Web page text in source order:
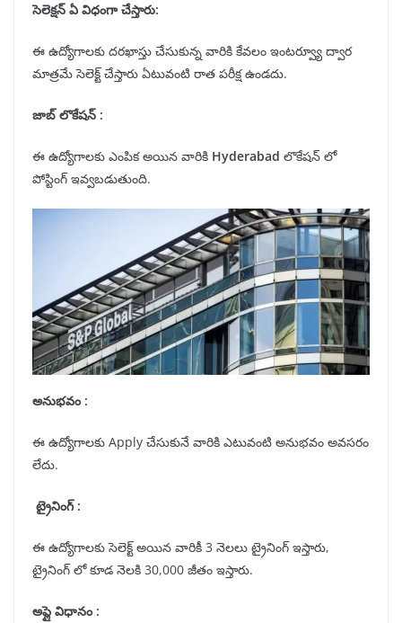
సెలెక్షన్ ఏ విధంగా చేస్తారు:
ఈ ఉద్యోగాలకు దరఖాస్తు చేసుకున్న వారికి కేవలం ఇంటర్వ్యూ ద్వార
మాత్రమే సెలెక్ట్ చేస్తారు ఏటువంటి రాత పరీక్ష ఉండదు.
జాబ్ లొకేషన్ :
ఈ ఉద్యోగాలకు ఎంపిక అయిన వారికి Hyderabad లొకేషన్ లో
పోస్టింగ్ ఇవ్వబడుతుంది.
అనుభవం :
ఈ ఉద్యోగాలకు Apply చేసుకునే వారికి ఎటువంటి అనుభవం అవసరం
లేదు.
ట్రైనింగ్ :
ఈ ఉద్యోగాలకు సెలెక్ట్ అయిన వారికీ 3 నెలలు ట్రైనింగ్ ఇస్తారు,
ట్రైనింగ్ లో కూడ నెలకి 30,000 జీతం ఇస్తారు.
అప్లై విధానం :